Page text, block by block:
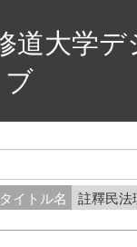
道大学
タイトル名 註釋民法